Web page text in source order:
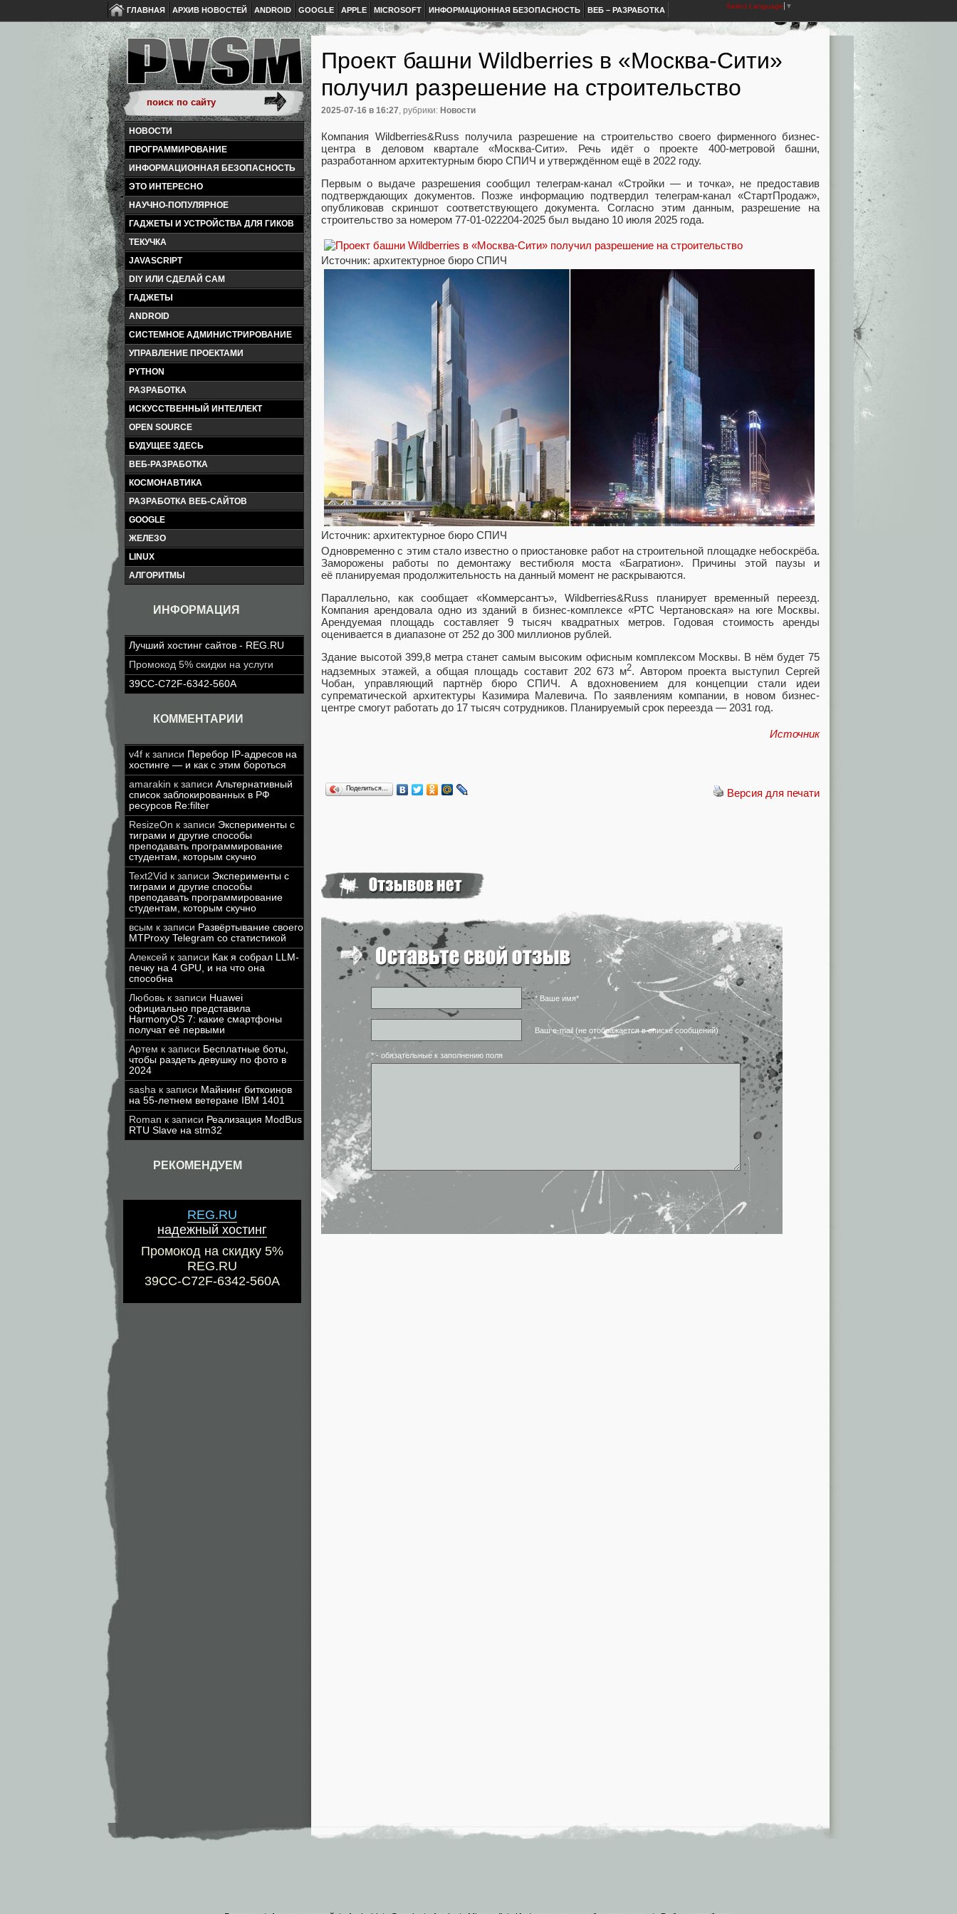
ГЛАВНАЯ АРХИВ НОВОСТЕЙ ANDROID GOOGLE APPLE MICROSOFT ИНФОРМАЦИОННАЯ БЕЗОПАСНОСТЬ ВЕБ – РАЗРАБОТКА Select Language ▼
НОВОСТИ
ПРОГРАММИРОВАНИЕ
ИНФОРМАЦИОННАЯ БЕЗОПАСНОСТЬ
ЭТО ИНТЕРЕСНО
НАУЧНО-ПОПУЛЯРНОЕ
ГАДЖЕТЫ И УСТРОЙСТВА ДЛЯ ГИКОВ
ТЕКУЧКА
JAVASCRIPT
DIY ИЛИ СДЕЛАЙ САМ
ГАДЖЕТЫ
ANDROID
СИСТЕМНОЕ АДМИНИСТРИРОВАНИЕ
УПРАВЛЕНИЕ ПРОЕКТАМИ
PYTHON
РАЗРАБОТКА
ИСКУССТВЕННЫЙ ИНТЕЛЛЕКТ
OPEN SOURCE
БУДУЩЕЕ ЗДЕСЬ
ВЕБ-РАЗРАБОТКА
КОСМОНАВТИКА
РАЗРАБОТКА ВЕБ-САЙТОВ
GOOGLE
ЖЕЛЕЗО
LINUX
АЛГОРИТМЫ
ИНФОРМАЦИЯ
Лучший хостинг сайтов - REG.RU
Промокод 5% скидки на услуги
39CC-C72F-6342-560A
КОММЕНТАРИИ
v4f к записи Перебор IP-адресов на
хостинге — и как с этим бороться
amarakin к записи Альтернативный
список заблокированных в РФ
ресурсов Re:filter
ResizeOn к записи Эксперименты с
тиграми и другие способы
преподавать программирование
студентам, которым скучно
Text2Vid к записи Эксперименты с
тиграми и другие способы
преподавать программирование
студентам, которым скучно
всым к записи Развёртывание своего
MTProxy Telegram со статистикой
Алексей к записи Как я собрал LLM-
печку на 4 GPU, и на что она
способна
Любовь к записи Huawei
официально представила
HarmonyOS 7: какие смартфоны
получат её первыми
Артем к записи Бесплатные боты,
чтобы раздеть девушку по фото в
2024
sasha к записи Майнинг биткоинов
на 55-летнем ветеране IBM 1401
Roman к записи Реализация ModBus
RTU Slave на stm32
РЕКОМЕНДУЕМ
REG.RU
надежный хостинг
Промокод на скидку 5%
REG.RU
39CC-C72F-6342-560A
Проект башни Wildberries в «Москва-Сити»
получил разрешение на строительство
2025-07-16 в 16:27, рубрики: Новости
Компания Wildberries&Russ получила разрешение на строительство своего фирменного бизнес-
центра в деловом квартале «Москва-Сити». Речь идёт о проекте 400-метровой башни,
разработанном архитектурным бюро СПИЧ и утверждённом ещё в 2022 году.
Первым о выдаче разрешения сообщил телеграм-канал «Стройки — и точка», не предоставив
подтверждающих документов. Позже информацию подтвердил телеграм-канал «СтартПродаж»,
опубликовав скриншот соответствующего документа. Согласно этим данным, разрешение на
строительство за номером 77-01-022204-2025 был выдано 10 июля 2025 года.
Источник: архитектурное бюро СПИЧ
Источник: архитектурное бюро СПИЧ
Одновременно с этим стало известно о приостановке работ на строительной площадке небоскрёба.
Заморожены работы по демонтажу вестибюля моста «Багратион». Причины этой паузы и
её планируемая продолжительность на данный момент не раскрываются.
Параллельно, как сообщает «Коммерсантъ», Wildberries&Russ планирует временный переезд.
Компания арендовала одно из зданий в бизнес-комплексе «РТС Чертановская» на юге Москвы.
Арендуемая площадь составляет 9 тысяч квадратных метров. Годовая стоимость аренды
оценивается в диапазоне от 252 до 300 миллионов рублей.
Здание высотой 399,8 метра станет самым высоким офисным комплексом Москвы. В нём будет 75
надземных этажей, а общая площадь составит 202 673 м2. Автором проекта выступил Сергей
Чобан, управляющий партнёр бюро СПИЧ. А вдохновением для концепции стали идеи
супрематической архитектуры Казимира Малевича. По заявлениям компании, в новом бизнес-
центре смогут работать до 17 тысяч сотрудников. Планируемый срок переезда — 2031 год.
Источник
Версия для печати
Поделиться…
* Ваше имя*
Ваш e-mail (не отображается в списке сообщений)
* - обязательные к заполнению поля